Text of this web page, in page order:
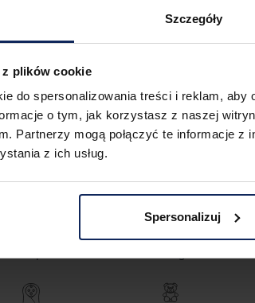
Szczegóły
plików cookie
do spersonalizowania treści i reklam, aby
o tym, jak korzystasz z naszej
Partnerzy mogą połączyć te informacje z
z ich usług.
Spersonalizuj